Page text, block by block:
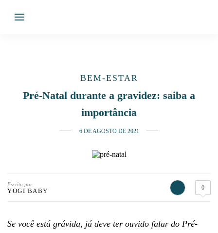
BEM-ESTAR
Pré-Natal durante a gravidez: saiba a
importância
6 DE AGOSTO DE 2021
Escrito por
YOGI BABY 0
Se você está grávida, já deve ter ouvido falar do Pré-